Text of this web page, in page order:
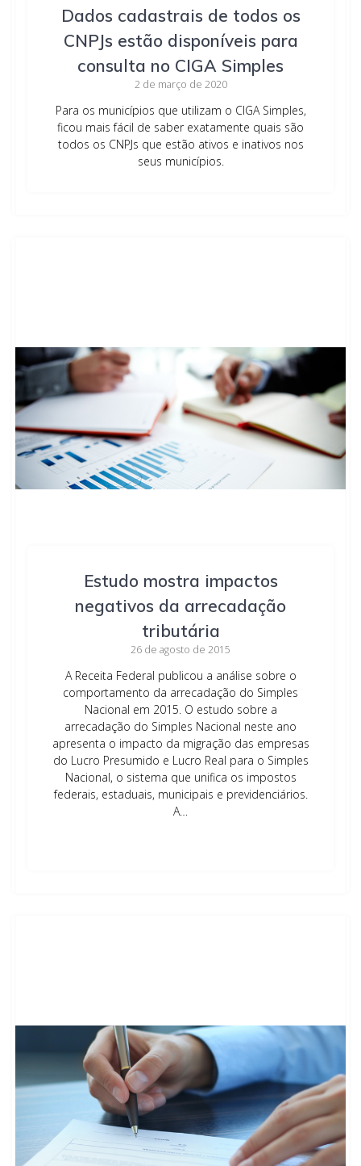
Dados cadastrais de todos os
CNPJs estão disponíveis para
consulta no CIGA Simples
2 de março de 2020
Para os municípios que utilizam o CIGA Simples,
ficou mais fácil de saber exatamente quais são
todos os CNPJs que estão ativos e inativos nos
seus municípios.
Estudo mostra impactos
negativos da arrecadação
tributária
26 de agosto de 2015
A Receita Federal publicou a análise sobre o
comportamento da arrecadação do Simples
Nacional em 2015. O estudo sobre a
arrecadação do Simples Nacional neste ano
apresenta o impacto da migração das empresas
do Lucro Presumido e Lucro Real para o Simples
Nacional, o sistema que unifica os impostos
federais, estaduais, municipais e previdenciários.
A…